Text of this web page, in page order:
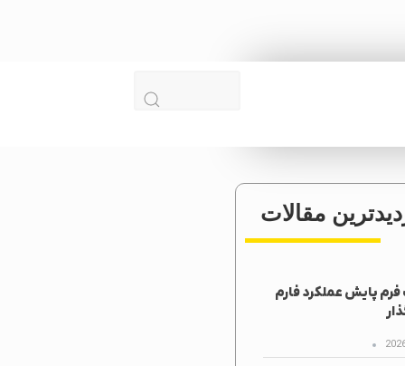
مقالات
پایش عملکرد فارم